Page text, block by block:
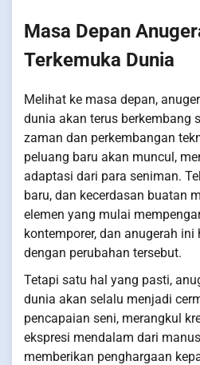
Masa Depan
Terkemuka Dunia
Melihat ke masa depan,
dunia akan terus berkembang
zaman dan perkembangan
peluang baru akan muncul,
adaptasi dari para seniman.
baru, dan kecerdasan buatan
elemen yang mulai
kontemporer, dan anugerah ini
dengan perubahan tersebut.
Tetapi satu hal yang pasti,
dunia akan selalu menjadi
pencapaian seni, merangkul
ekspresi mendalam dari
memberikan penghargaan